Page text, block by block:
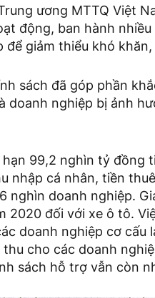
ương MTTQ Việt
động, ban hành
để giảm thiểu khó
sách đã góp phần
doanh nghiệp bị ảnh
99,2 nghìn tỷ đồng
nhập cá nhân, tiền
nghìn doanh nghiệp.
2020 đối với xe ô tô.
doanh nghiệp cơ cấu
cho các doanh
sách hỗ trợ vẫn còn